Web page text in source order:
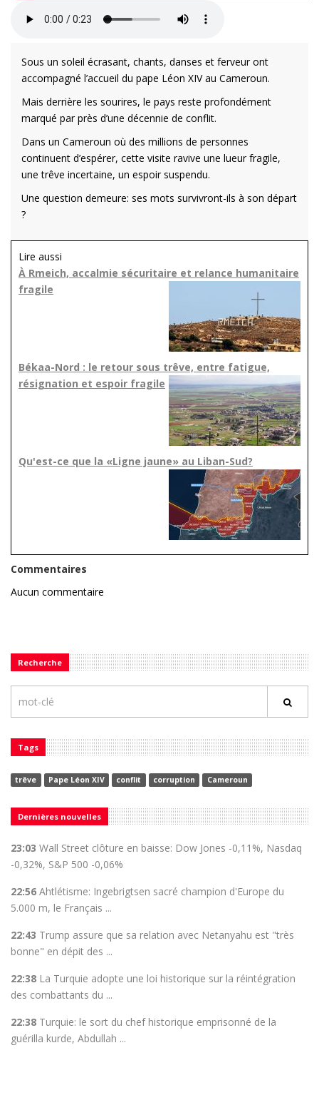
Sous un soleil écrasant, chants, danses et ferveur ont
accompagné l’accueil du pape Léon XIV au Cameroun.
Mais derrière les sourires, le pays reste profondément
marqué par près d’une décennie de conflit.
Dans un Cameroun où des millions de personnes
continuent d’espérer, cette visite ravive une lueur fragile,
une trêve incertaine, un espoir suspendu.
Une question demeure: ses mots survivront-ils à son départ
?
Lire aussi
À Rmeich, accalmie sécuritaire et relance humanitaire
fragile
Békaa-Nord : le retour sous trêve, entre fatigue,
résignation et espoir fragile
Qu'est-ce que la «Ligne jaune» au Liban-Sud?
Commentaires
Aucun commentaire
Recherche
Tags
trêve Pape Léon XIV conflit corruption Cameroun
Dernières nouvelles
23:03 Wall Street clôture en baisse: Dow Jones -0,11%, Nasdaq
-0,32%, S&P 500 -0,06%
22:56 Ahtlétisme: Ingebrigtsen sacré champion d'Europe du
5.000 m, le Français ...
22:43 Trump assure que sa relation avec Netanyahu est "très
bonne" en dépit des ...
22:38 La Turquie adopte une loi historique sur la réintégration
des combattants du ...
22:38 Turquie: le sort du chef historique emprisonné de la
guérilla kurde, Abdullah ...